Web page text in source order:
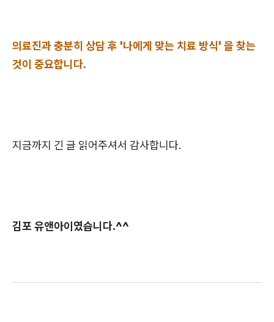
의료진과 충분히 상담 후 '나에게 맞는 치료 방식' 을 찾는
것이 중요합니다.
지금까지 긴 글 읽어주셔서 감사합니다.
김포 유앤아이였습니다.^^